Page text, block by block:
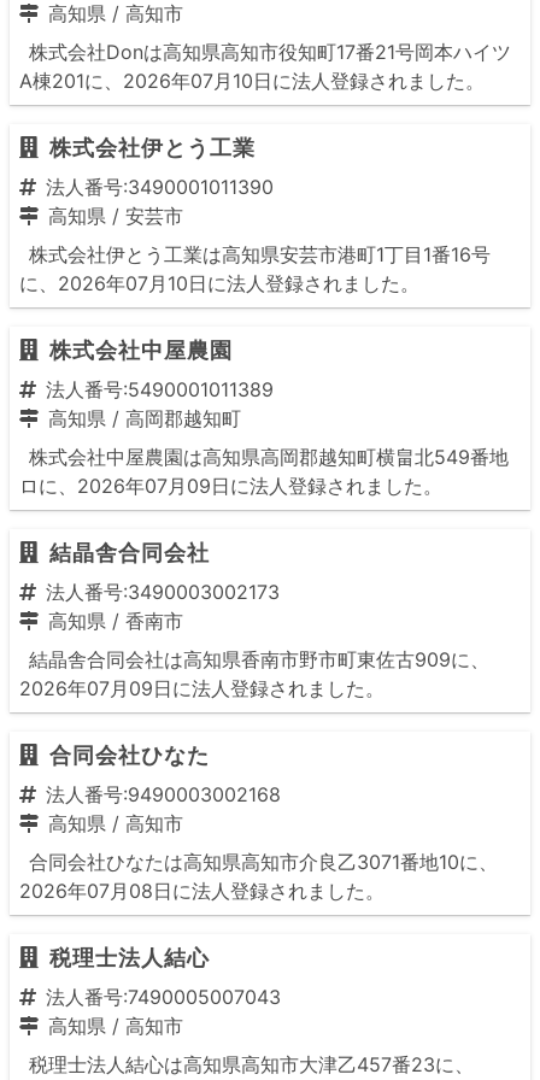
高知県 / 高知市
株式会社Donは高知県高知市役知町17番21号岡本ハイツ
A棟201に、2026年07月10日に法人登録されました。
株式会社伊とう工業
法人番号:3490001011390
高知県 / 安芸市
株式会社伊とう工業は高知県安芸市港町1丁目1番16号
に、2026年07月10日に法人登録されました。
株式会社中屋農園
法人番号:5490001011389
高知県 / 高岡郡越知町
株式会社中屋農園は高知県高岡郡越知町横畠北549番地
ロに、2026年07月09日に法人登録されました。
結晶舎合同会社
法人番号:3490003002173
高知県 / 香南市
結晶舎合同会社は高知県香南市野市町東佐古909に、
2026年07月09日に法人登録されました。
合同会社ひなた
法人番号:9490003002168
高知県 / 高知市
合同会社ひなたは高知県高知市介良乙3071番地10に、
2026年07月08日に法人登録されました。
税理士法人結心
法人番号:7490005007043
高知県 / 高知市
税理士法人結心は高知県高知市大津乙457番23に、